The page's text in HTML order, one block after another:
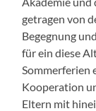
getragen von
Begegnung
für ein diese
Sommerferien
Kooperation
Eltern mit